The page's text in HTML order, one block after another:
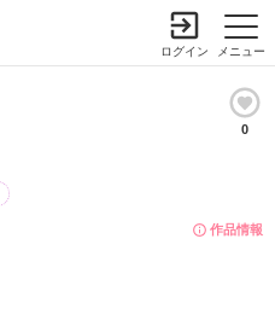
メニュー
ログイン
0
作品情報